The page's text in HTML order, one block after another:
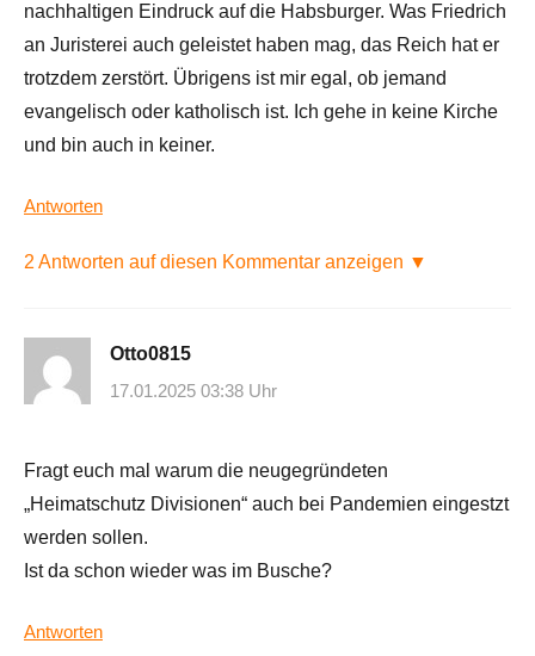
nachhaltigen Eindruck auf die Habsburger. Was Friedrich
an Juristerei auch geleistet haben mag, das Reich hat er
trotzdem zerstört. Übrigens ist mir egal, ob jemand
evangelisch oder katholisch ist. Ich gehe in keine Kirche
und bin auch in keiner.
Antworten
2 Antworten auf diesen Kommentar anzeigen ▼
Otto0815
17.01.2025 03:38 Uhr
Fragt euch mal warum die neugegründeten
„Heimatschutz Divisionen“ auch bei Pandemien eingestzt
werden sollen.
Ist da schon wieder was im Busche?
Antworten